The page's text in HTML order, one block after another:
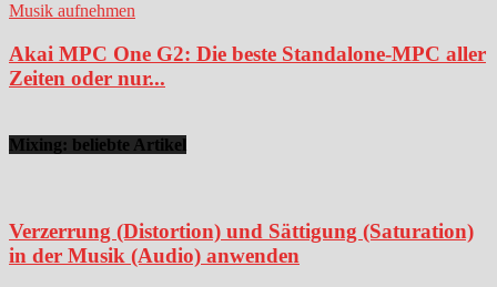
Musik aufnehmen
Akai MPC One G2: Die beste Standalone-MPC aller
Zeiten oder nur...
Mixing: beliebte Artikel
Verzerrung (Distortion) und Sättigung (Saturation)
in der Musik (Audio) anwenden